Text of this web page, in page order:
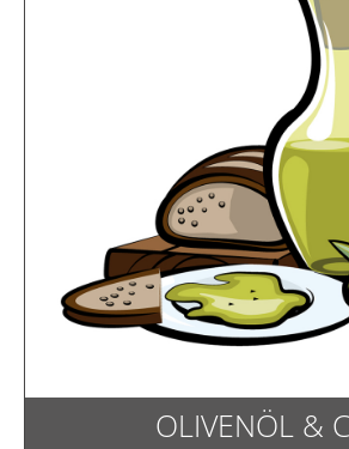
OLIVENÖL &